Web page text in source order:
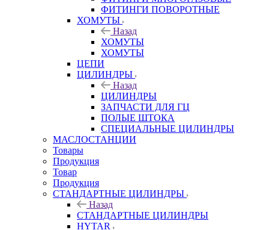
ФИТИНГИ ПОВОРОТНЫЕ
ХОМУТЫ
Назад
ХОМУТЫ
ХОМУТЫ
ЦЕПИ
ЦИЛИНДРЫ
Назад
ЦИЛИНДРЫ
ЗАПЧАСТИ ДЛЯ ГЦ
ПОЛЫЕ ШТОКА
СПЕЦИАЛЬНЫЕ ЦИЛИНДРЫ
МАСЛОСТАНЦИИ
Товары
Продукция
Товар
Продукция
СТАНДАРТНЫЕ ЦИЛИНДРЫ
Назад
СТАНДАРТНЫЕ ЦИЛИНДРЫ
HYTAR